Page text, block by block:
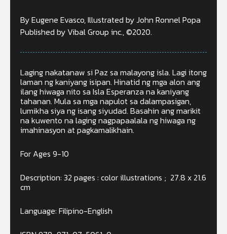
By Eugene Evasco, Illustrated by John Ronnel Popa
Published by Vibal Group inc., ©2020.
Laging nakatanaw si Paz sa malayong isla. Lagi itong
laman ng kaniyang isipan. Hinatid ng mga alon ang
ilang hiwaga nito sa Isla Esperanza na kaniyang
tahanan. Mula sa mga napulot sa dalampasigan,
lumikha siya ng isang siyudad. Basahin ang marikit
na kuwento na laging nagpapaalala ng hiwaga ng
imahinasyon at pagkamalikhain.
For Ages 9-10
Description: 32 pages : color illustrations ; 27.8 x 21.6
cm
Language: Filipino-English